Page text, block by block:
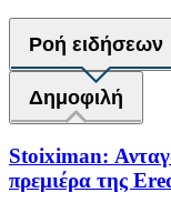
Ροή ειδήσεων
Δημοφιλή
Stoiximan:
πρεμιέρα της